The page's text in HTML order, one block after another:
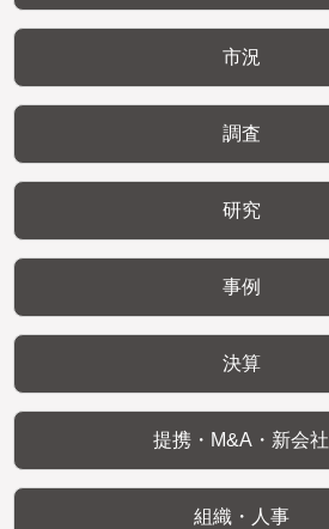
市況
調査
研究
事例
決算
提携・M&A・新会社
組織・人事